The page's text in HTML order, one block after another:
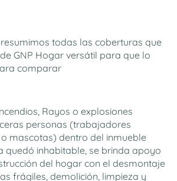
todas las coberturas que
GNP Hogar versátil para que lo
comparar
Rayos o explosiones
personas (trabajadores
mascotas) dentro del inmueble
quedó inhabitable, se brinda apoyo
del hogar con el desmontaje
frágiles, demolición, limpieza y